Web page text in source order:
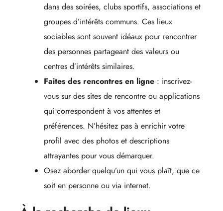
dans des soirées, clubs sportifs, associations et
groupes d’intérêts communs. Ces lieux
sociables sont souvent idéaux pour rencontrer
des personnes partageant des valeurs ou
centres d’intérêts similaires.
Faites des rencontres en ligne : inscrivez-
vous sur des sites de rencontre ou applications
qui correspondent à vos attentes et
préférences. N’hésitez pas à enrichir votre
profil avec des photos et descriptions
attrayantes pour vous démarquer.
Osez aborder quelqu’un qui vous plaît, que ce
soit en personne ou via internet.